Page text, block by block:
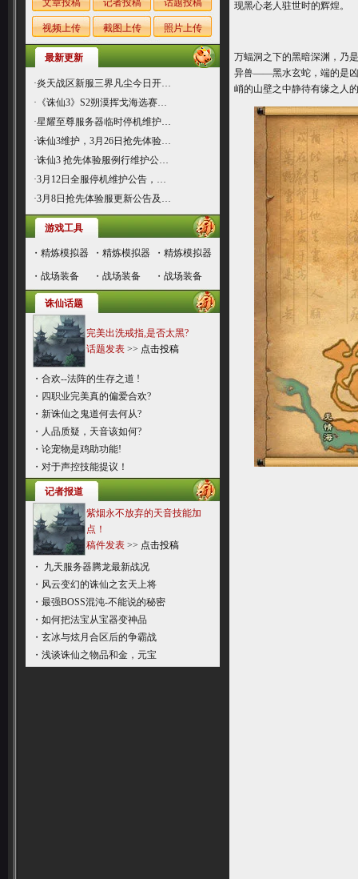
文章投稿 记者投稿 话题投稿
视频上传 截图上传 照片上传
最新更新
·炎天战区新服三界凡尘今日开…
· 《诛仙3》S2朔漠挥戈海选赛…
·星耀至尊服务器临时停机维护…
·诛仙3维护，3月26日抢先体验…
·诛仙3 抢先体验服例行维护公…
·3月12日全服停机维护公告，…
·3月8日抢先体验服更新公告及…
游戏工具
・精炼模拟器 ・精炼模拟器 ・精炼模拟器
・战场装备 ・战场装备 ・战场装备
诛仙话题
完美出洗戒指,是否太黑?
话题发表>> 点击投稿
・合欢--法阵的生存之道 !
・ 四职业完美真的偏爱合欢?
・新诛仙之鬼道何去何从?
・ 人品质疑，天音该如何?
・论宠物是鸡助功能!
・对于声控技能提议！
记者报道
紫烟永不放弃的天音技能加
点！
稿件发表>> 点击投稿
・
九天服务器腾龙最新战况
・ 风云变幻的诛仙之玄天上将
・最强BOSS混沌-不能说的秘密
・如何把法宝从宝器变神品
・玄冰与炫月合区后的争霸战
・浅谈诛仙之物品和金，元宝
现黑心老人驻世时的辉煌。
万蝠洞之下的黑暗深渊，乃
异兽――黑水玄蛇，端的是凶
峭的山壁之中静待有缘之人